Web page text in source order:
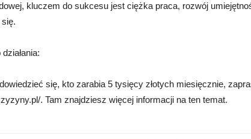
kluczem do sukcesu jest ciężka praca, rozwój
się, kto zarabia 5 tysięcy złotych miesięcznie,
. Tam znajdziesz więcej informacji na ten temat.